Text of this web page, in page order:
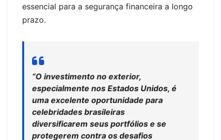
essencial para a segurança financeira a longo
prazo.
“O investimento no exterior,
especialmente nos Estados Unidos, é
uma excelente oportunidade para
celebridades brasileiras
diversificarem seus portfólios e se
protegerem contra os desafios